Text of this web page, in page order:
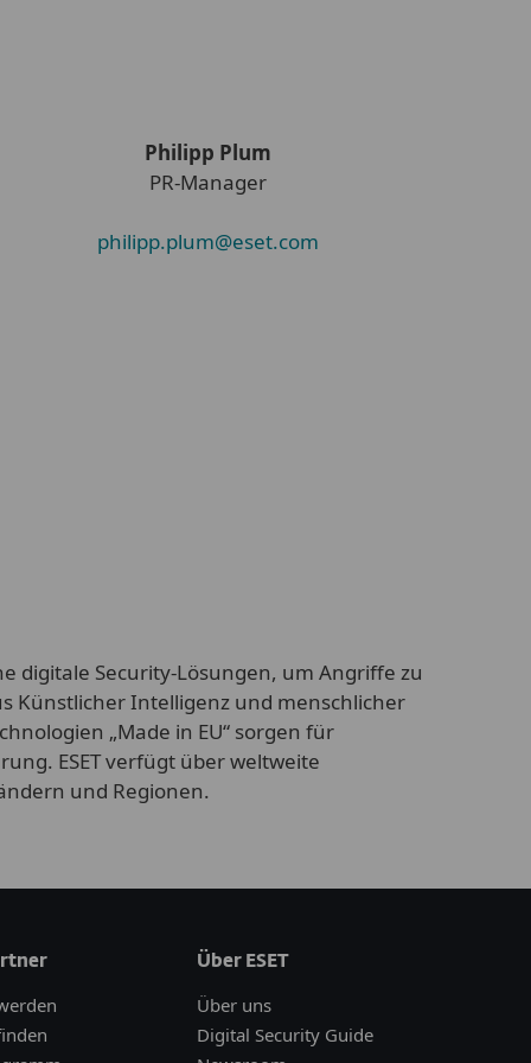
Philipp Plum
PR-Manager
philipp.plum@eset.com
digitale Security-Lösungen, um Angriffe zu
Künstlicher Intelligenz und menschlicher
„Made in EU“ sorgen für
ESET verfügt über weltweite
und Regionen.
Über ESET
Über uns
Digital Security Guide